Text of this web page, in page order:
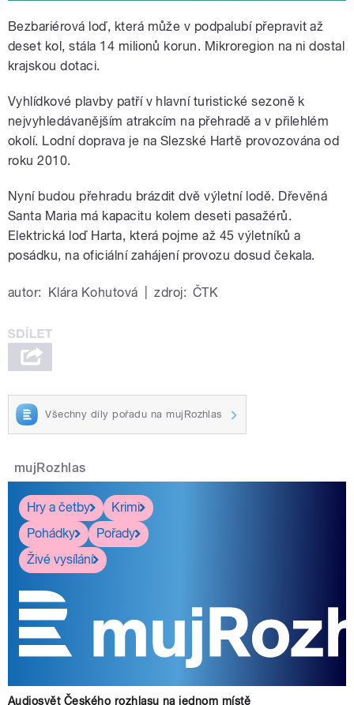
Bezbariérová loď, která může v podpalubí přepravit až
deset kol, stála 14 milionů korun. Mikroregion na ni dostal
krajskou dotaci.
Vyhlídkové plavby patří v hlavní turistické sezoně k
nejvyhledávanějším atrakcím na přehradě a v přilehlém
okolí. Lodní doprava je na Slezské Hartě provozována od
roku 2010.
Nyní budou přehradu brázdit dvě výletní lodě. Dřevěná
Santa Maria má kapacitu kolem deseti pasažérů.
Elektrická loď Harta, která pojme až 45 výletníků a
posádku, na oficiální zahájení provozu dosud čekala.
autor: Klára Kohutová zdroj: ČTK
Všechny díly pořadu na mujRozhlas
mujRozhlas
Hry a četby
Krimi
Pohádky
Pořady
Živé vysílání
Audiosvět Českého rozhlasu na jednom místě